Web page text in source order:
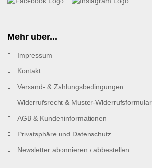
Mehr über...
Impressum
Kontakt
Versand- & Zahlungsbedingungen
Widerrufsrecht & Muster-Widerrufsformular
AGB & Kundeninformationen
Privatsphäre und Datenschutz
Newsletter abonnieren / abbestellen